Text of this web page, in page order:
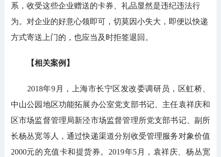
系，收受这些企业赠送的卡券、礼品显然是违纪违法行
为。对企业的好意心领即可，切莫因小失大，即便以快递
方式寄送上门的，也应当及时拒签退回。
【相关案例】
2018年9月，上海市长宁区发改委调研员，区虹桥、
中山公园地区功能拓展办公室党支部书记、主任袁祥庆和
区市场监督管理局新泾市场监督管理所党支部书记、副所
长杨丛宽等人，通过快递渠道分别收受管理服务对象价值
2000元的充值卡和提货券。2019年5月，袁祥庆、杨丛宽